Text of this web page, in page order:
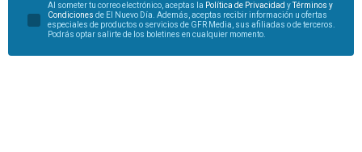
Al someter tu correo electrónico, aceptas la Política de Privacidad yTérminos y
Condiciones de El Nuevo Día. Además, aceptas recibir información u ofertas
especiales de productos o servicios de GFR Media, sus afiliadas o de terceros.
Podrás optar salirte de los boletines en cualquier momento.